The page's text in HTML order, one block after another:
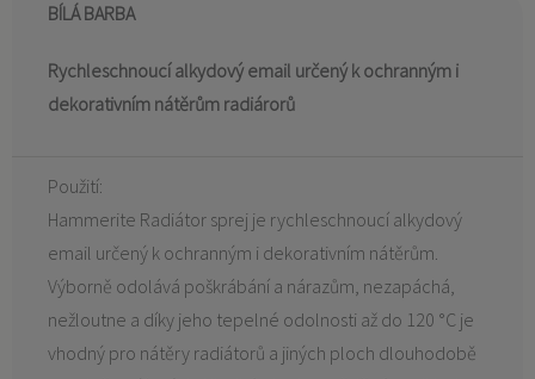
BÍLÁ BARBA
Rychleschnoucí alkydový email určený k ochranným i
dekorativním nátěrům radiárorů
Použití:
Hammerite Radiátor sprej je rychleschnoucí alkydový
email určený k ochranným i dekorativním nátěrům.
Výborně odolává poškrábání a nárazům, nezapáchá,
nežloutne a díky jeho tepelné odolnosti až do 120 °C je
vhodný pro nátěry radiátorů a jiných ploch dlouhodobě